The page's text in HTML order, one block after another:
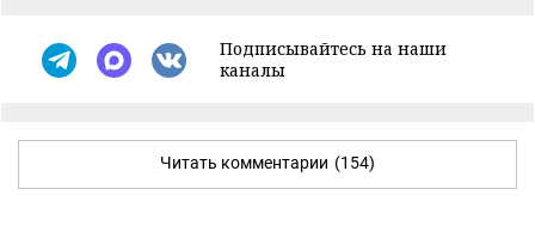
Подписывайтесь на наши
каналы
Читать комментарии (154)